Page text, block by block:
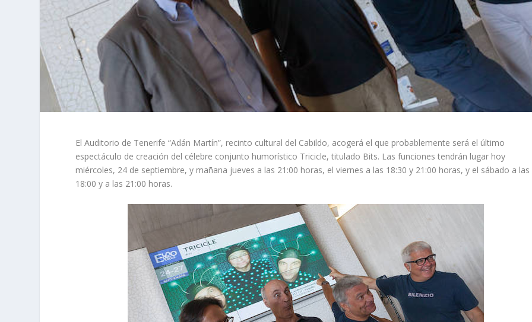
El Auditorio de Tenerife “Adán Martín”, recinto cultural del Cabildo, acogerá el que probablemente será el último
espectáculo de creación del célebre conjunto humorístico Tricicle, titulado Bits. Las funciones tendrán lugar hoy
miércoles, 24 de septiembre, y mañana jueves a las 21:00 horas, el viernes a las 18:30 y 21:00 horas, y el sábado a las
18:00 y a las 21:00 horas.